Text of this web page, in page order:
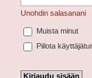
Unohdin salasanani
Muista minut
Piilota